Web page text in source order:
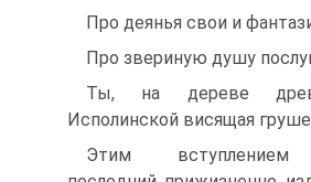
Про деянья свои и
Про звериную душу
Ты, на дереве
Исполинской висящая
Этим вступлением